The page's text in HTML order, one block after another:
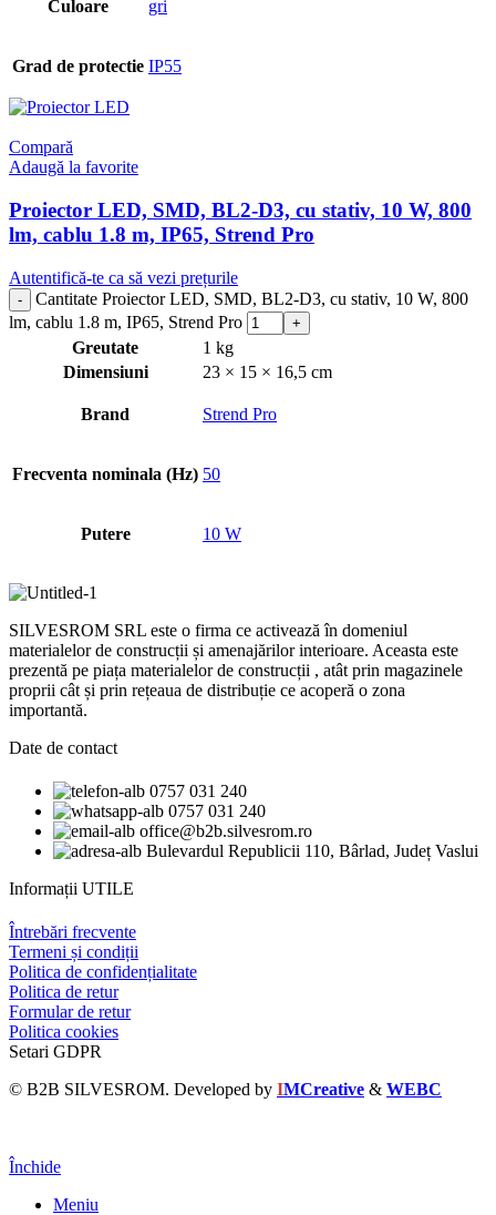
Culoare gri
Grad de protectie IP55
Compară
Adaugă la favorite
Proiector LED, SMD, BL2-D3, cu stativ, 10 W, 800
lm, cablu 1.8 m, IP65, Strend Pro
Autentifică-te ca să vezi prețurile
Cantitate Proiector LED, SMD, BL2-D3, cu stativ, 10 W, 800
lm, cablu 1.8 m, IP65, Strend Pro
Greutate
1 kg
Dimensiuni
23 × 15 × 16,5 cm
Brand Strend Pro
Frecventa nominala (Hz) 50
Putere 10 W
SILVESROM SRL este o firma ce activează în domeniul
materialelor de construcții și amenajărilor interioare. Aceasta este
prezentă pe piața materialelor de construcții , atât prin magazinele
proprii cât și prin rețeaua de distribuție ce acoperă o zona
importantă.
Date de contact
0757 031 240
0757 031 240
office@b2b.silvesrom.ro
Bulevardul Republicii 110, Bârlad, Județ Vaslui
Informații UTILE
Întrebări frecvente
Termeni și condiții
Politica de confidențialitate
Politica de retur
Formular de retur
Politica cookies
Setari GDPR
© B2B SILVESROM. Developed by IMCreative & WEBC
Închide
Meniu